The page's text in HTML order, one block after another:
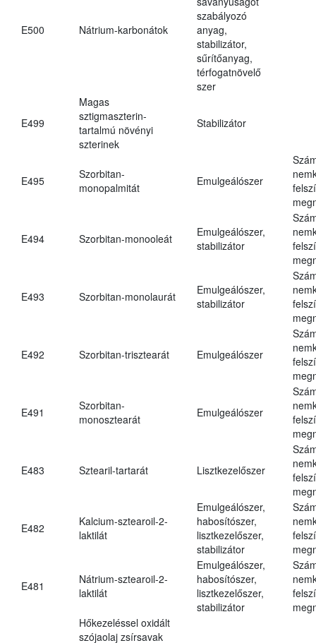
E500 Nátrium-karbonátok
szabályozó
anyag,
stabilizátor,
sűrítőanyag,
térfogatnövelő
szer
E499
Magas
sztigmaszterin-
tartalmú növényi
szterinek
Stabilizátor
E495
Szorbitan-
monopalmitát
Emulgeálószer
E494 Szorbitan-monooleát
Emulgeálószer,
stabilizátor
E493 Szorbitan-monolaurát
Emulgeálószer,
stabilizátor
E492 Szorbitan-trisztearát Emulgeálószer
E491
Szorbitan-
monosztearát
Emulgeálószer
E483 Sztearil-tartarát Lisztkezelőszer
E482
Kalcium-sztearoil-2-
laktilát
Emulgeálószer,
habosítószer,
lisztkezelőszer,
stabilizátor
E481
Nátrium-sztearoil-2-
laktilát
Emulgeálószer,
habosítószer,
lisztkezelőszer,
stabilizátor
Hőkezeléssel oxidált
szójaolaj zsírsavak